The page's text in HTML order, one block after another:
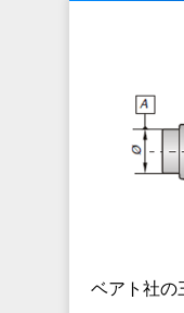
ベアト社の